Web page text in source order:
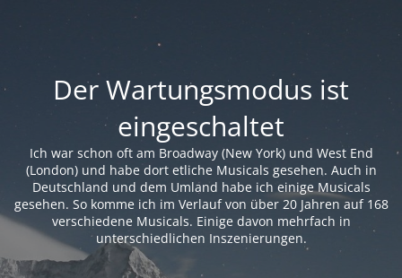
Der Wartungsmodus ist
eingeschaltet
Ich war schon oft am Broadway (New York) und West End
(London) und habe dort etliche Musicals gesehen. Auch in
Deutschland und dem Umland habe ich einige Musicals
gesehen. So komme ich im Verlauf von über 20 Jahren auf 168
verschiedene Musicals. Einige davon mehrfach in
unterschiedlichen Inszenierungen.